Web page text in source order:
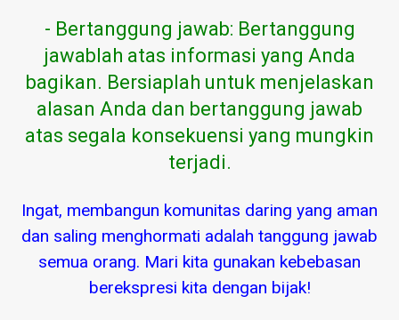
- Bertanggung jawab: Bertanggung
jawablah atas informasi yang Anda
bagikan. Bersiaplah untuk menjelaskan
alasan Anda dan bertanggung jawab
atas segala konsekuensi yang mungkin
terjadi.
Ingat, membangun komunitas daring yang aman
dan saling menghormati adalah tanggung jawab
semua orang. Mari kita gunakan kebebasan
berekspresi kita dengan bijak!